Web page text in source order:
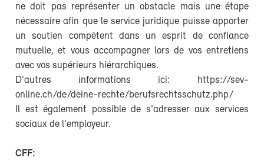
ne doit pas représenter un obstacle mais une étape
nécessaire afin que le service juridique puisse apporter
un soutien compétent dans un esprit de confiance
mutuelle, et vous accompagner lors de vos entretiens
avec vos supérieurs hiérarchiques.
D'autres informations ici: https://sev-
online.ch/de/deine-rechte/berufsrechtsschutz.php/
Il est également possible de s'adresser aux services
sociaux de l'employeur.
CFF: